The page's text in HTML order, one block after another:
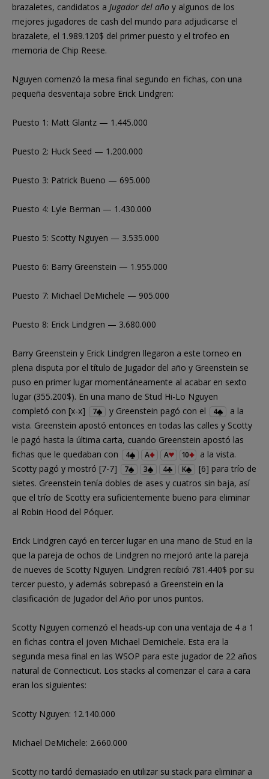
brazaletes, candidatos a Jugador del año y algunos de los
mejores jugadores de cash del mundo para adjudicarse el
brazalete, el 1.989.120$ del primer puesto y el trofeo en
memoria de Chip Reese.
Nguyen comenzó la mesa final segundo en fichas, con una
pequeña desventaja sobre Erick Lindgren:
Puesto 1: Matt Glantz — 1.445.000
Puesto 2: Huck Seed — 1.200.000
Puesto 3: Patrick Bueno — 695.000
Puesto 4: Lyle Berman — 1.430.000
Puesto 5: Scotty Nguyen — 3.535.000
Puesto 6: Barry Greenstein — 1.955.000
Puesto 7: Michael DeMichele — 905.000
Puesto 8: Erick Lindgren — 3.680.000
Barry Greenstein y Erick Lindgren llegaron a este torneo en
plena disputa por el título de Jugador del año y Greenstein se
puso en primer lugar momentáneamente al acabar en sexto
lugar (355.200$). En una mano de Stud Hi-Lo Nguyen
completó con [x-x]
7 y Greenstein pagó con el 4
a la
vista. Greenstein apostó entonces en todas las calles y Scotty
le pagó hasta la última carta, cuando Greenstein apostó las
fichas que le quedaban con
4 A A 10
a la vista.
Scotty pagó y mostró [7-7]
7 3 4 K
[6] para trío de
sietes. Greenstein tenía dobles de ases y cuatros sin baja, así
que el trío de Scotty era suficientemente bueno para eliminar
al Robin Hood del Póquer.
Erick Lindgren cayó en tercer lugar en una mano de Stud en la
que la pareja de ochos de Lindgren no mejoró ante la pareja
de nueves de Scotty Nguyen. Lindgren recibió 781.440$ por su
tercer puesto, y además sobrepasó a Greenstein en la
clasificación de Jugador del Año por unos puntos.
Scotty Nguyen comenzó el heads-up con una ventaja de 4 a 1
en fichas contra el joven Michael Demichele. Esta era la
segunda mesa final en las WSOP para este jugador de 22 años
natural de Connecticut. Los stacks al comenzar el cara a cara
eran los siguientes:
Scotty Nguyen: 12.140.000
Michael DeMichele: 2.660.000
Scotty no tardó demasiado en utilizar su stack para eliminar a